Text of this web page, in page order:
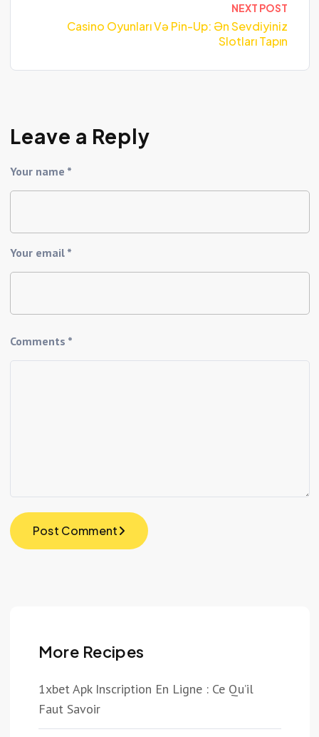
NEXT POST
Casino Oyunları Və Pin-Up: Ən Sevdiyiniz
Slotları Tapın
Leave a Reply
Your name *
Your email *
Comments *
Post Comment
More Recipes
1xbet Apk Inscription En Ligne : Ce Qu’il
Faut Savoir